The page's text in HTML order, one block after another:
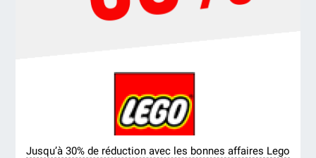
Jusqu’à 30% de réduction avec les bonnes affaires Lego